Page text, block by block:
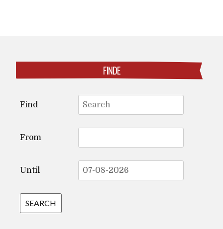
FINDE
for:
Find
From
Until